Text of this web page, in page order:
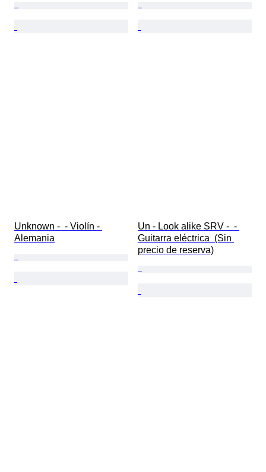
Unknown -  - Violín -
Alemania
Un - Look alike SRV -  -
Guitarra eléctrica  (Sin
precio de reserva)